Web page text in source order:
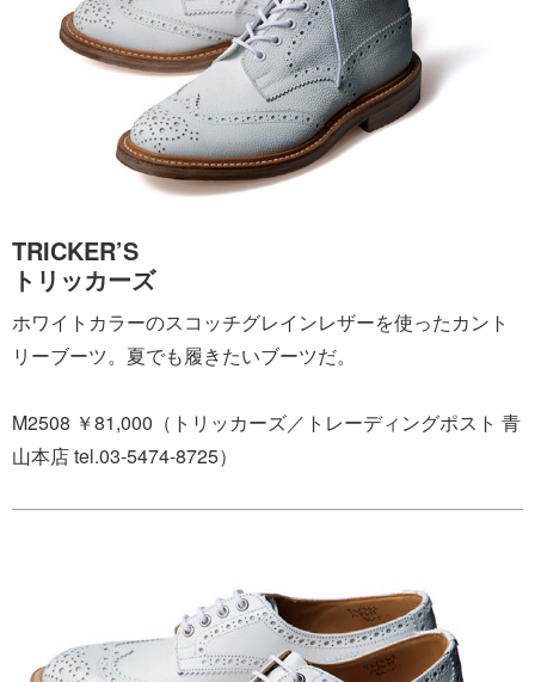
TRICKER’S
トリッカーズ
ホワイトカラーのスコッチグレインレザーを使ったカント
リーブーツ。夏でも履きたいブーツだ。
M2508 ￥81,000（トリッカーズ／トレーディングポスト 青
山本店 tel.03-5474-8725）